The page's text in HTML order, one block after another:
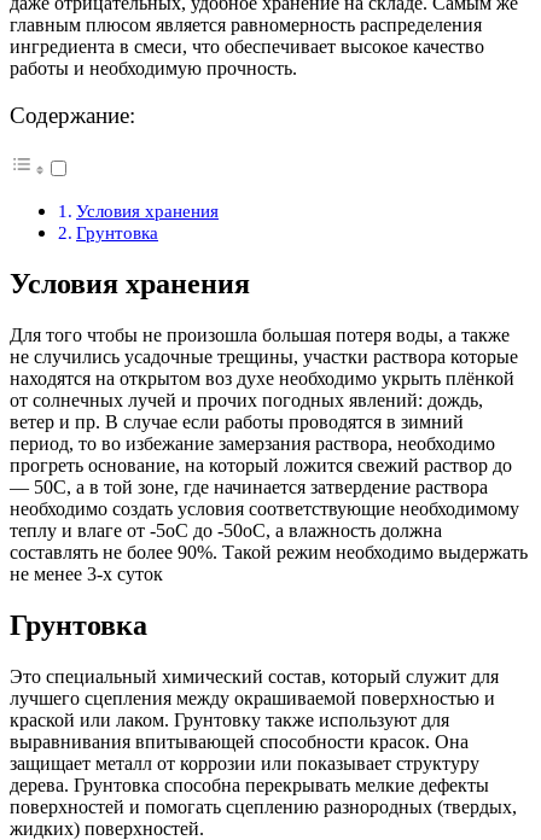
главным плюсом является равномерность распределения
ингредиента в смеси, что обеспечивает высокое качество
работы и необходимую прочность.
Содержание:
Условия хранения
Грунтовка
Условия хранения
Для того чтобы не произошла большая потеря воды, а также
не случились усадочные трещины, участки раствора которые
находятся на открытом воз духе необходимо укрыть плёнкой
от солнечных лучей и прочих погодных явлений: дождь,
ветер и пр. В случае если работы проводятся в зимний
период, то во избежание замерзания раствора, необходимо
прогреть основание, на который ложится свежий раствор до
— 50С, а в той зоне, где начинается затвердение раствора
необходимо создать условия соответствующие необходимому
теплу и влаге от -5оС до -50оС, а влажность должна
составлять не более 90%. Такой режим необходимо выдержать
не менее 3-х суток
Грунтовка
Это специальный химический состав, который служит для
лучшего сцепления между окрашиваемой поверхностью и
краской или лаком. Грунтовку также используют для
выравнивания впитывающей способности красок. Она
защищает металл от коррозии или показывает структуру
дерева. Грунтовка способна перекрывать мелкие дефекты
поверхностей и помогать сцеплению разнородных (твердых,
жидких) поверхностей.